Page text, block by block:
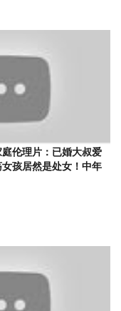
庭伦理片：已婚大叔爱
孩居然是处女！中年